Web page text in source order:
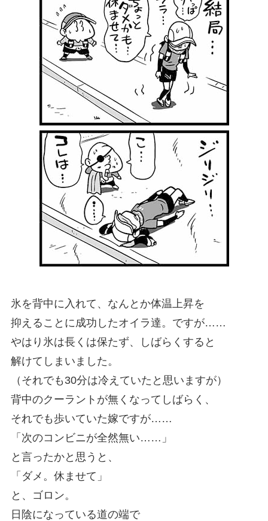
氷を背中に入れて、なんとか体温上昇を
抑えることに成功したオイラ達。ですが……
やはり氷は長くは保たず、しばらくすると
解けてしまいました。
（それでも30分は冷えていたと思いますが）
背中のクーラントが無くなってしばらく、
それでも歩いていた嫁ですが……
「次のコンビニが全然無い……」
と言ったかと思うと、
「ダメ。休ませて」
と、ゴロン。
日陰になっている道の端で